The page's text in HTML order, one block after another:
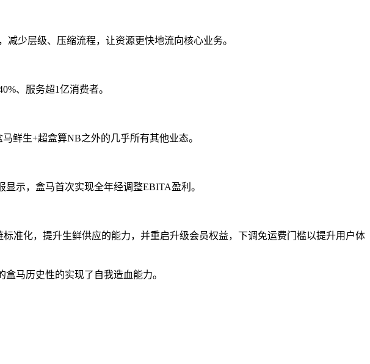
少层级、压缩流程，让资源更快地流向核心业务。
、服务超1亿消费者。
鲜生+超盒算NB之外的几乎所有其他业态。
示，盒马首次实现全年经调整EBITA盈利。
准化，提升生鲜供应的能力，并重启升级会员权益，下调免运费门槛以提升用户体
马历史性的实现了自我造血能力。